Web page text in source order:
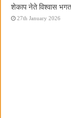
शेकाप नेते विश्वास भगत
27th January 2026